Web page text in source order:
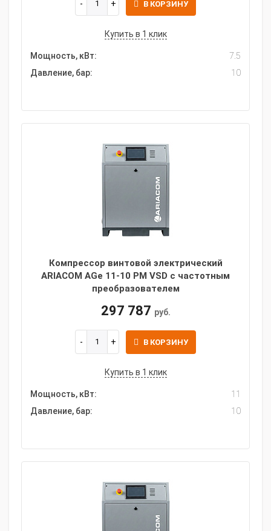
В КОРЗИНУ
Купить в 1 клик
Мощность, кВт:
7.5
Давление, бар:
10
Компрессор винтовой электрический
ARIACOM AGe 11-10 PM VSD с частотным
преобразователем
297 787 руб.
В КОРЗИНУ
Купить в 1 клик
Мощность, кВт:
11
Давление, бар:
10